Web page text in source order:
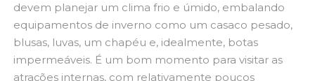
devem planejar um clima frio e úmido, embalando
equipamentos de inverno como um casaco pesado,
blusas, luvas, um chapéu e, idealmente, botas
impermeáveis. É um bom momento para visitar as
atrações internas, com relativamente poucos